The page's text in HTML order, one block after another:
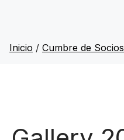
Inicio / Cumbre de Socios